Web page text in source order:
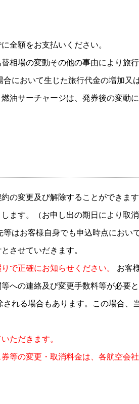
全額をお支払いください。
相場の変動その他の事由により旅
において生じた旅行代金の増加又
油サーチャージは、発券後の変動
の変更及び解除することができま
ます。（お申し出の期日により取
はお客様自身でも申込時点におい
させていだきます。
で正確にお知らせください。 お客
への連絡及び変更手数料等が必要と
れる場合もあります。この場合、
ただきます。
等の変更・取消料金は、各航空会